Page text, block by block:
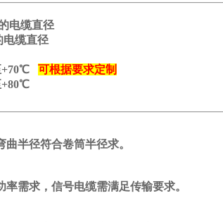
缆直径
直径
可根据要求定制
符合卷筒半径求。
，信号电缆需满足传输要求。